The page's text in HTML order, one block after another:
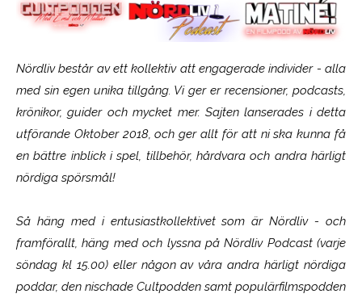
Nördliv består av ett kollektiv att engagerade individer - alla
med sin egen unika tillgång. Vi ger er recensioner, podcasts,
krönikor, guider och mycket mer. Sajten lanserades i detta
utförande Oktober 2018, och ger allt för att ni ska kunna få
en bättre inblick i spel, tillbehör, hårdvara och andra härligt
nördiga spörsmål!
Så häng med i entusiastkollektivet som ärNördliv- och
framförallt, häng med och lyssna på Nördliv Podcast (varje
söndag kl 15.00) eller någon av våra andra härligt nördiga
poddar, den nischade Cultpodden samt populärfilmspodden